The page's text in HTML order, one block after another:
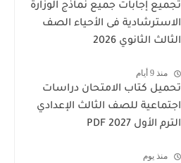
تجميع إجابات جميع نماذج الوزارة
الاسترشادية فى الأحياء الصف
الثالث الثانوي 2026
منذ 9 أيام
تحميل كتاب الامتحان دراسات
اجتماعية للصف الثالث الإعدادي
الترم الأول 2027 PDF
منذ يوم